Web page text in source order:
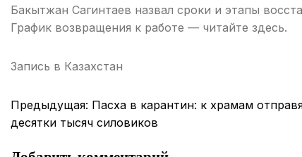
Бакытжан Сагинтаев назвал сроки и этапы
График возвращения к работе — читайте здесь.
Запись в Казахстан
Навигация
по
Предыдущая: Пасха в карантин: к храмам
десятки тысяч силовиков